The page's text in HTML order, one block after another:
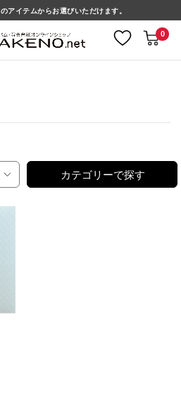
アイテムからお選びいただけます。
0
カテゴリーで探す